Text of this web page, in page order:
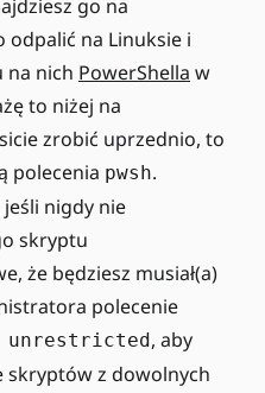
go na
odpalić na Linuksie i
na nich PowerShella w
to niżej na
zrobić uprzednio, to
polecenia pwsh.
nigdy nie
skryptu
że będziesz musiał(a)
polecenie
unrestricted , aby
skryptów z dowolnych